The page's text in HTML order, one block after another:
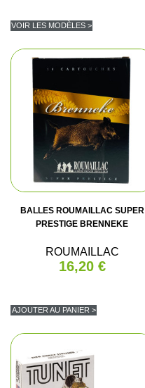
VOIR LES MODÈLES >
BALLES ROUMAILLAC SUPER
PRESTIGE BRENNEKE
ROUMAILLAC
16,20 €
AJOUTER AU PANIER >